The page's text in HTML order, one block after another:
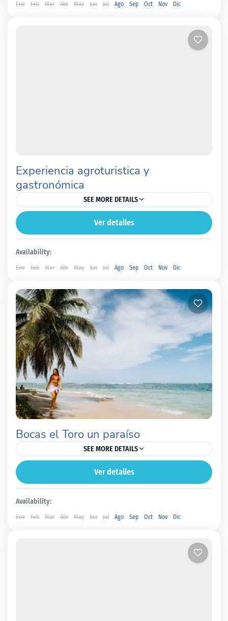
Ene Feb Mar Abr May Jun Jul Ago Sep Oct Nov Dic
Experiencia agroturistica y
gastronómica
SEE MORE DETAILS
Fácil
Ver detalles
Availability:
Ene Feb Mar Abr May Jun Jul Ago Sep Oct Nov Dic
Bocas el Toro un paraíso
SEE MORE DETAILS
Fácil
Ver detalles
Availability:
Ene Feb Mar Abr May Jun Jul Ago Sep Oct Nov Dic